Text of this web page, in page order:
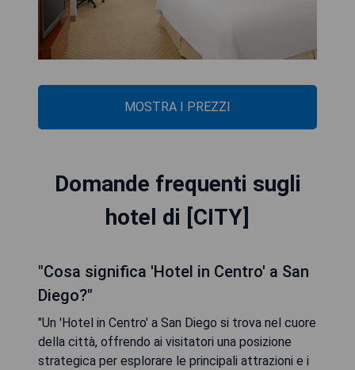
MOSTRA I PREZZI
Domande frequenti sugli
hotel di [CITY]
"Cosa significa 'Hotel in Centro' a San
Diego?"
"Un 'Hotel in Centro' a San Diego si trova nel cuore
della città, offrendo ai visitatori una posizione
strategica per esplorare le principali attrazioni e i